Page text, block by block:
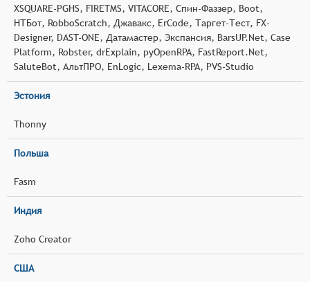
XSQUARE-PGHS, FIRETMS, VITACORE, Спин-Фаззер, Boot,
НТБот, RobboScratch, Джавакс, ErCode, Таргет-Тест, FX-
Designer, DAST-ONE, Датамастер, Экспансия, BarsUP.Net, Case
Platform, Robster, drExplain, pyOpenRPA, FastReport.Net,
SaluteBot, АльтПРО, EnLogic, Lexema-RPA, PVS-Studio
Эстония
Thonny
Польша
Fasm
Индия
Zoho Creator
США